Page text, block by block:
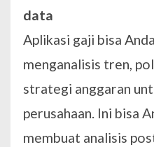
data
Aplikasi gaji bisa
menganalisis tren,
strategi anggaran
perusahaan. Ini bisa
membuat analisis